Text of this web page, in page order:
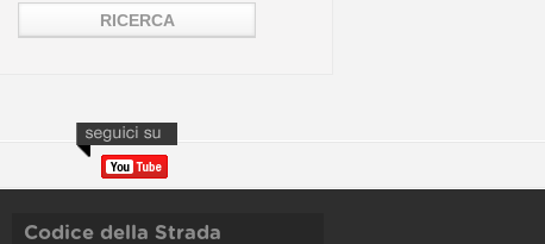
Codice della Strada